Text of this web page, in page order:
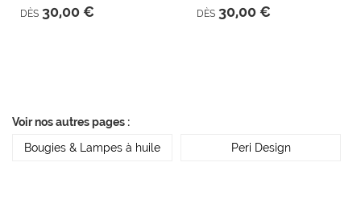
DÈS 30,00 € DÈS 30,00 €
Voir nos autres pages :
Bougies & Lampes à huile
Peri Design